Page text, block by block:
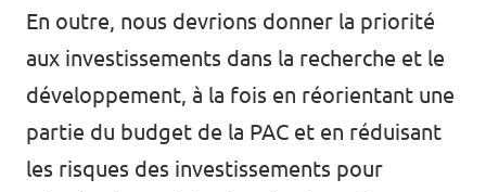
En outre, nous devrions donner la priorité
aux investissements dans la recherche et le
développement, à la fois en réorientant une
partie du budget de la PAC et en réduisant
les risques des investissements pour